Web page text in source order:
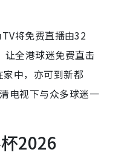
将免费直播由32
让全港球迷免费直击
中，亦可到新都
电视下与众多球迷一
2026